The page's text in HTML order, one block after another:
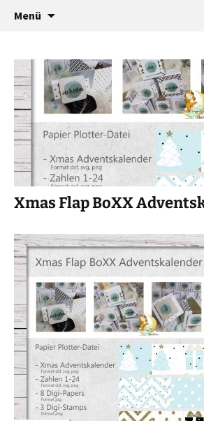
baumann-
…a designers world
Menü
Xmas Flap BoXX